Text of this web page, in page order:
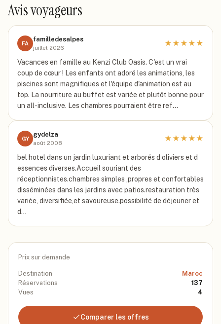
Avis voyageurs
FA
familledesalpes
juillet 2026
★★★★★
Vacances en famille au Kenzi Club Oasis. C'est un vrai
coup de cœur ! Les enfants ont adoré les animations, les
piscines sont magnifiques et l'équipe d'animation est au
top. La nourriture au buffet est variée et plutôt bonne pour
un all-inclusive. Les chambres pourraient être ref…
GY
gydelza
août 2008
★★★★★
bel hotel dans un jardin luxuriant et arborés d oliviers et d
essences diverses.Accueil souriant des
réceptionnistes.chambres simples ,propres et confortables
disséminées dans les jardins avec patios.restauration très
variée, diversifiée,et savoureuse.possibilité de déjeuner et
d…
Prix sur demande
Destination
Maroc
Réservations
137
Vues
4
Comparer les offres